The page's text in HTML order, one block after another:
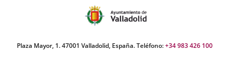
Plaza Mayor, 1. 47001 Valladolid, España. Teléfono:+34 983 426 100